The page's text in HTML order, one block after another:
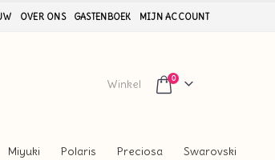
OVER ONS GASTENBOEK MIJN ACCOUNT
Winkel 0
Miyuki Polaris Preciosa Swarovski